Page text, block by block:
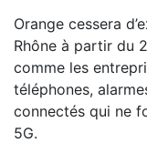
Orange cessera
Rhône à partir du
comme les
téléphones,
connectés qui ne
5G.